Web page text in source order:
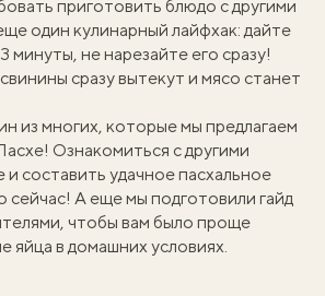
приготовить блюдо с другими
один кулинарный лайфхак: дайте
минуты, не нарезайте его сразу!
сразу вытекут и мясо станет
из многих, которые мы предлагаем
Ознакомиться с другими
и составить удачное пасхальное
сейчас! А еще мы подготовили гайд
, чтобы вам было проще
яйца в домашних условиях.